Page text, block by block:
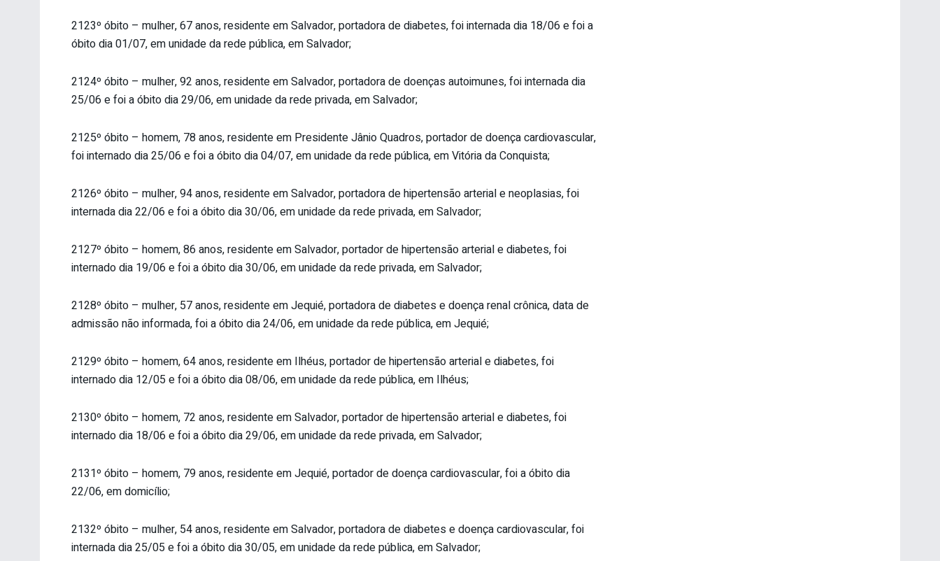
2123º óbito – mulher, 67 anos, residente em Salvador, portadora de diabetes, foi internada dia 18/06 e foi a
óbito dia 01/07, em unidade da rede pública, em Salvador;
2124º óbito – mulher, 92 anos, residente em Salvador, portadora de doenças autoimunes, foi internada dia
25/06 e foi a óbito dia 29/06, em unidade da rede privada, em Salvador;
2125º óbito – homem, 78 anos, residente em Presidente Jânio Quadros, portador de doença cardiovascular,
foi internado dia 25/06 e foi a óbito dia 04/07, em unidade da rede pública, em Vitória da Conquista;
2126º óbito – mulher, 94 anos, residente em Salvador, portadora de hipertensão arterial e neoplasias, foi
internada dia 22/06 e foi a óbito dia 30/06, em unidade da rede privada, em Salvador;
2127º óbito – homem, 86 anos, residente em Salvador, portador de hipertensão arterial e diabetes, foi
internado dia 19/06 e foi a óbito dia 30/06, em unidade da rede privada, em Salvador;
2128º óbito – mulher, 57 anos, residente em Jequié, portadora de diabetes e doença renal crônica, data de
admissão não informada, foi a óbito dia 24/06, em unidade da rede pública, em Jequié;
2129º óbito – homem, 64 anos, residente em Ilhéus, portador de hipertensão arterial e diabetes, foi
internado dia 12/05 e foi a óbito dia 08/06, em unidade da rede pública, em Ilhéus;
2130º óbito – homem, 72 anos, residente em Salvador, portador de hipertensão arterial e diabetes, foi
internado dia 18/06 e foi a óbito dia 29/06, em unidade da rede privada, em Salvador;
2131º óbito – homem, 79 anos, residente em Jequié, portador de doença cardiovascular, foi a óbito dia
22/06, em domicílio;
2132º óbito – mulher, 54 anos, residente em Salvador, portadora de diabetes e doença cardiovascular, foi
internada dia 25/05 e foi a óbito dia 30/05, em unidade da rede pública, em Salvador;